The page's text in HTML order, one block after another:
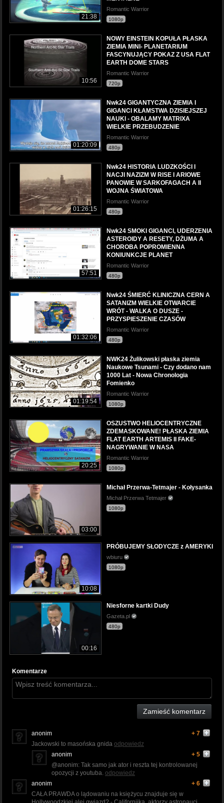
21:38
Romantic Warrior
1080p
10:56
NOWY EINSTEIN KOPUŁA PŁASKA
ZIEMIA MINI- PLANETARIUM
FASCYNUJĄCY POKAZ Z USA FLAT
EARTH DOME STARS
Romantic Warrior
720p
01:20:09
Nwk24 GIGANTYCZNA ZIEMIA I
GIGANCI KŁAMSTWA DZISIEJSZEJ
NAUKI - OBALAMY MATRIXA
WIELKIE PRZEBUDZENIE
Romantic Warrior
480p
01:26:15
Nwk24 HISTORIA LUDZKOŚCI I
NACJI NAZIZM W RISE I ARIOWE
PANOWIE W SARKOFAGACH A II
WOJNA ŚWIATOWA
Romantic Warrior
480p
57:51
Nwk24 SMOKI GIGANCI, UDERZENIA
ASTEROIDY A RESETY, DŻUMA A
CHOROBA POPROMIENNA
KONIUNKCJE PLANET
Romantic Warrior
480p
01:32:06
Nwk24 ŚMIERĆ KLINICZNA CERN A
SATANIZM WIELKIE OTWARCIE
WRÓT - WALKA O DUSZE -
PRZYSPIESZENIE CZASÓW
Romantic Warrior
480p
01:19:54
NWK24 Żulikowski płaska ziemia
Naukowe Tsunami - Czy dodano nam
1000 Lat - Nowa Chronologia
Fomienko
Romantic Warrior
1080p
20:25
OSZUSTWO HELIOCENTRYCZNE
ZDEMASKOWANE! PŁASKA ZIEMIA
FLAT EARTH ARTEMIS II FAKE-
NAGRYWANIE W NASA
Romantic Warrior
1080p
03:00
Michał Przerwa-Tetmajer - Kołysanka
Michał Przerwa Tetmajer
1080p
10:08
PRÓBUJEMY SŁODYCZE z AMERYKI
wbiuru
1080p
00:16
Niesforne kartki Dudy
Gazeta.pl
480p
Komentarze
Zamieść komentarz
anonim
+ 7
Jackowski to masońska gnida odpowiedz
anonim
+ 5
@anonim: Tak samo jak ator i reszta tej kontrolowanej
opozycji z youtuba. odpowiedz
anonim
+ 6
CAŁA PRAWDA o lądowaniu na księżycu znajduje się w